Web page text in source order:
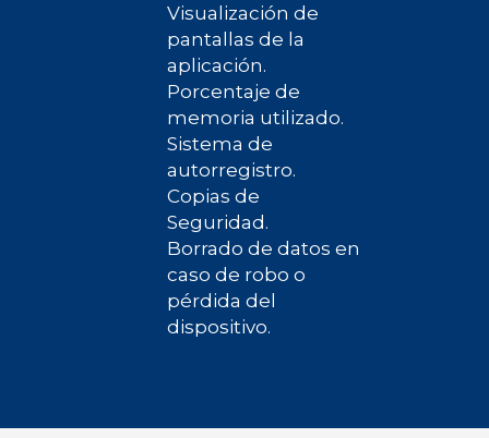
Visualización de
pantallas de la
aplicación.
Porcentaje de
memoria utilizado.
Sistema de
autorregistro.
Copias de
Seguridad.
Borrado de datos en
caso de robo o
pérdida del
dispositivo.